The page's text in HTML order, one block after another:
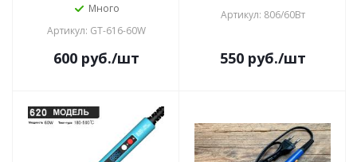
Много
Артикул: GT-616-60W
600руб./шт
Артикул: 806/60Вт
550руб./шт